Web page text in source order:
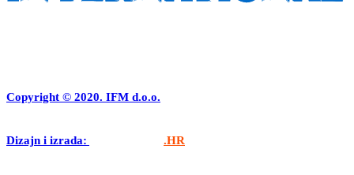
Copyright © 2020. IFM d.o.o.
Dizajn i izrada: .HR